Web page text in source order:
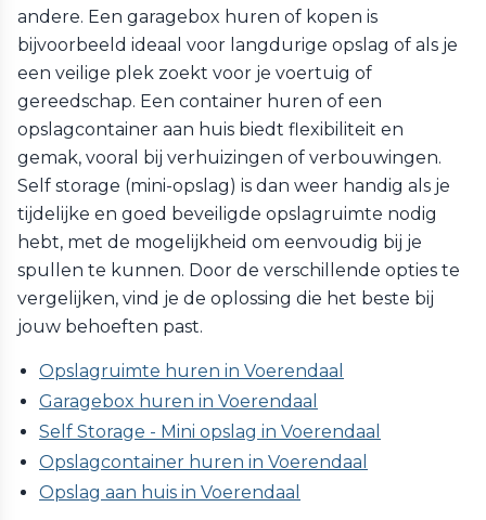
andere. Een garagebox huren of kopen is
bijvoorbeeld ideaal voor langdurige opslag of als je
een veilige plek zoekt voor je voertuig of
gereedschap. Een container huren of een
opslagcontainer aan huis biedt flexibiliteit en
gemak, vooral bij verhuizingen of verbouwingen.
Self storage (mini-opslag) is dan weer handig als je
tijdelijke en goed beveiligde opslagruimte nodig
hebt, met de mogelijkheid om eenvoudig bij je
spullen te kunnen. Door de verschillende opties te
vergelijken, vind je de oplossing die het beste bij
jouw behoeften past.
Opslagruimte huren in Voerendaal
Garagebox huren in Voerendaal
Self Storage - Mini opslag in Voerendaal
Opslagcontainer huren in Voerendaal
Opslag aan huis in Voerendaal